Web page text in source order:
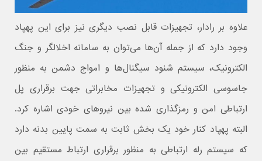
علاوه بر رادار، تجهیزات قابل نصب دیگری نیز برای این پهپاد
وجود دارد که از جمله آن‌ها می‌توان به سامانه اخلالگر و جنگ
الکترونیک، سیستم شنود سیگنال‌ها و امواج دشمن به منظور
جاسوسی الکترونیکی و تجهیزات مخابراتی جهت برقراری پل
ارتباطی امن و رمزگذاری شده بین نیروهای خودی اشاره کرد.
البته پهپاد کنار خود یک بخش ثابت به سمت پایین بدنه دارد
که سیستم رله ارتباطی به منظور برقراری ارتباط مستقیم بین